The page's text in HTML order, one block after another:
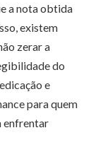
a nota obtida
existem
zerar a
do
e
para quem
enfrentar